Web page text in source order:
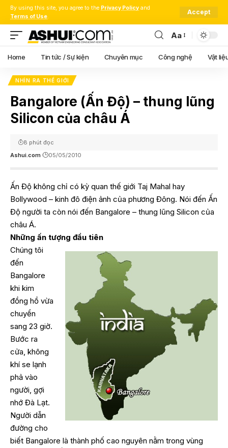
By using this site, you agree to the Privacy Policy and
Terms of Use.
Accept
Font
Resizer
Aa
Home Tin tức / Sự kiện Chuyên mục Công nghệ Vật
NHÌN RA THẾ GIỚI
Bangalore (Ấn Độ) – thung lũng
Silicon của châu Á
Ashui.com 05/05/2010
8 phút đọc
Ấn Độ không chỉ có kỳ quan thế giới Taj Mahal hay
Bollywood – kinh đô điện ảnh của phương Đông. Nói đến Ấn
Độ người ta còn nói đến Bangalore – thung lũng Silicon của
châu Á.
Những ấn tượng đầu tiên
Chúng tôi
đến
Bangalore
khi kim
đồng hồ vừa
chuyển
sang 23 giờ.
Bước ra
cửa, không
khí se lạnh
phả vào
người, gợi
nhớ Đà Lạt.
Người dẫn
đường cho
biết Bangalore là thành phố cao nguyên nằm trong vùng